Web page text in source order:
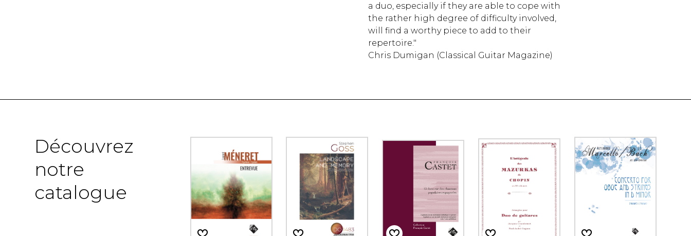
a duo, especially if they are able to cope with
the rather high degree of difficulty involved,
will find a worthy piece to add to their
repertoire."
Chris Dumigan (Classical Guitar Magazine)
Découvrez
notre
catalogue